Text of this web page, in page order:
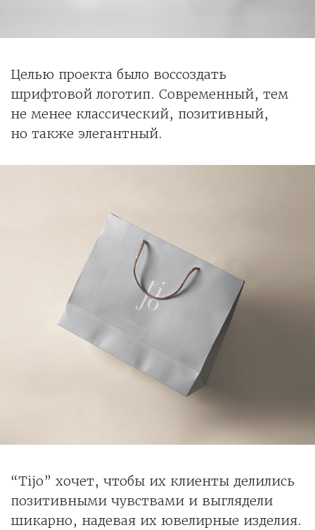
Целью проекта было воссоздать
шрифтовой логотип. Современный, тем
не менее классический, позитивный,
но также элегантный.
“Tijo” хочет, чтобы их клиенты делились
позитивными чувствами и выглядели
шикарно, надевая их ювелирные изделия.